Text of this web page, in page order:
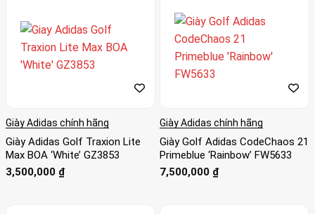
Giày Adidas chính hãng
Giày Adidas Golf Traxion Lite
Max BOA ‘White’ GZ3853
3,500,000 ₫
Giày Adidas chính hãng
Giày Golf Adidas CodeChaos 21
Primeblue ‘Rainbow’ FW5633
7,500,000 ₫